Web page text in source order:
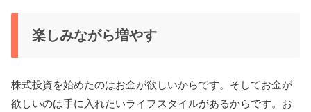
楽しみながら増やす
株式投資を始めたのはお金が欲しいからです。そしてお金が
欲しいのは手に入れたいライフスタイルがあるからです。お